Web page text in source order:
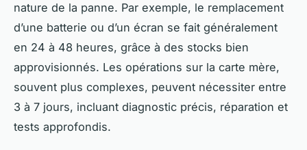
nature de la panne. Par exemple, le remplacement
d’une batterie ou d’un écran se fait généralement
en 24 à 48 heures, grâce à des stocks bien
approvisionnés. Les opérations sur la carte mère,
souvent plus complexes, peuvent nécessiter entre
3 à 7 jours, incluant diagnostic précis, réparation et
tests approfondis.